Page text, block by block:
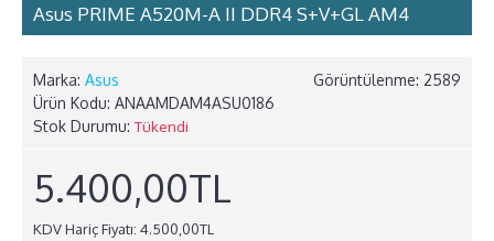
Asus PRIME A520M-A II DDR4 S+V+GL AM4
Görüntülenme: 2589
Marka: Asus
Ürün Kodu: ANAAMDAM4ASU0186
Stok Durumu: Tükendi
5.400,00TL
KDV Hariç Fiyatı: 4.500,00TL